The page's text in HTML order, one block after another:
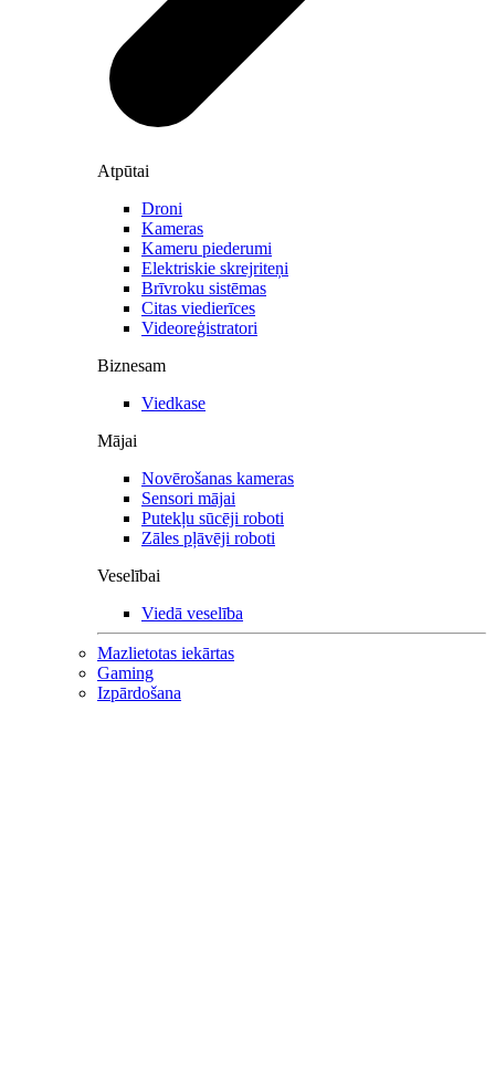
Atpūtai
Droni
Kameras
Kameru piederumi
Elektriskie skrejriteņi
Brīvroku sistēmas
Citas viedierīces
Videoreģistratori
Biznesam
Viedkase
Mājai
Novērošanas kameras
Sensori mājai
Putekļu sūcēji roboti
Zāles pļāvēji roboti
Veselībai
Viedā veselība
Mazlietotas iekārtas
Gaming
Izpārdošana